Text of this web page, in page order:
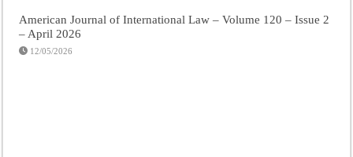
American Journal of International Law – Volume 120 – Issue 2
– April 2026
12/05/2026